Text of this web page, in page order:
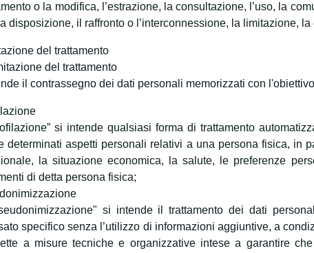
o la modifica, l’estrazione, la consultazione, l’uso, la
disposizione, il raffronto o l’interconnessione, la limitazione,
del trattamento
del trattamento
il contrassegno dei dati personali memorizzati con
si intende qualsiasi forma di trattamento
determinati aspetti personali relativi a una persona fisica, in
la situazione economica, la salute, le preferenze
di detta persona fisica;
si intende il trattamento dei dati
specifico senza l’utilizzo di informazioni aggiuntive, a
a misure tecniche e organizzative intese a garantire